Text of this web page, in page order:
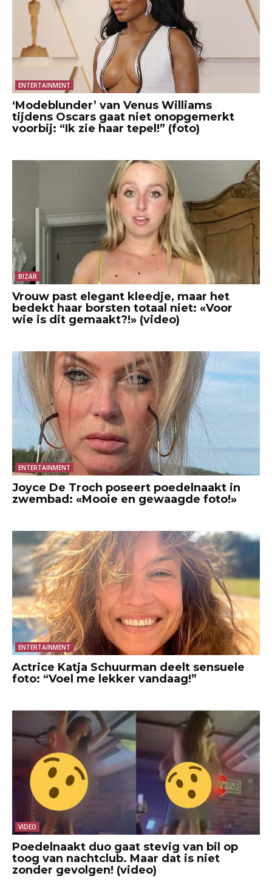
ENTERTAINMENT
‘Modeblunder’ van Venus Williams
tijdens Oscars gaat niet onopgemerkt
voorbij: “Ik zie haar tepel!” (foto)
BIZAR
Vrouw past elegant kleedje, maar het
bedekt haar borsten totaal niet: «Voor
wie is dit gemaakt?!» (video)
ENTERTAINMENT
Joyce De Troch poseert poedelnaakt in
zwembad: «Mooie en gewaagde foto!»
ENTERTAINMENT
Actrice Katja Schuurman deelt sensuele
foto: “Voel me lekker vandaag!”
VIDEO
Poedelnaakt duo gaat stevig van bil op
toog van nachtclub. Maar dat is niet
zonder gevolgen! (video)